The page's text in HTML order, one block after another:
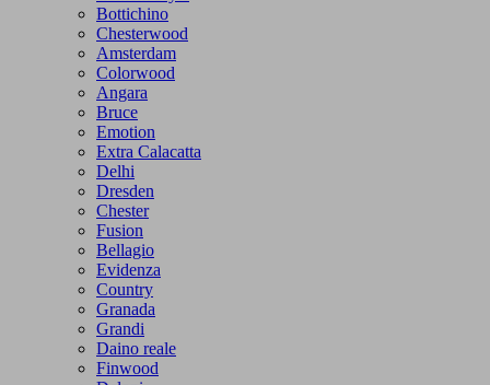
Bottichino
Chesterwood
Amsterdam
Colorwood
Angara
Bruce
Emotion
Extra Calacatta
Delhi
Dresden
Chester
Fusion
Bellagio
Evidenza
Country
Granada
Grandi
Daino reale
Finwood